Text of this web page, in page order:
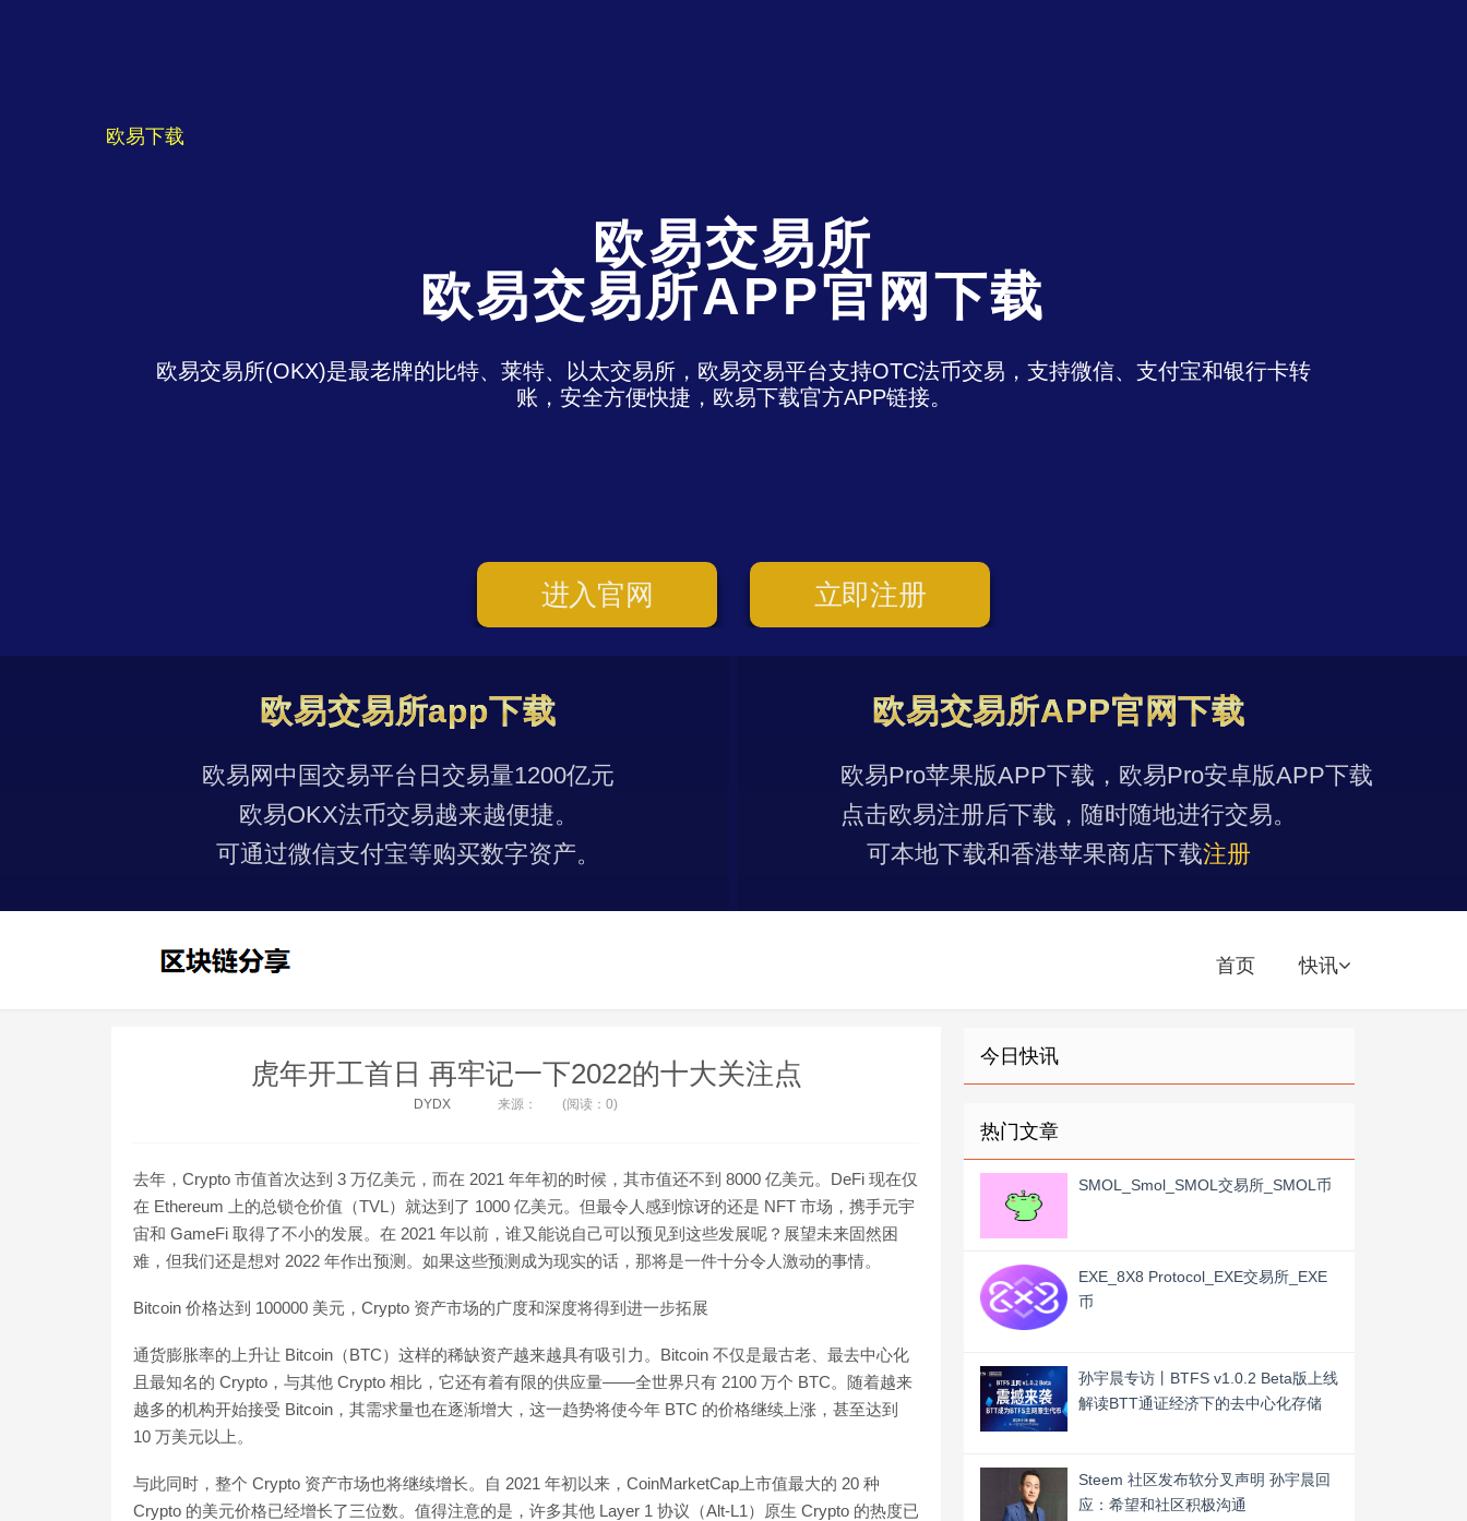
欧易下载
欧易交易所
欧易交易所APP官网下载
欧易交易所(OKX)是最老牌的比特、莱特、以太交易所，欧易交易平台支持OTC法币交易，支持微信、支付宝和银行卡转
账，安全方便快捷，欧易下载官方APP链接。
进入官网 立即注册
欧易交易所app下载
欧易网中国交易平台日交易量1200亿元
欧易OKX法币交易越来越便捷。
可通过微信支付宝等购买数字资产。
欧易交易所APP官网下载
欧易Pro苹果版APP下载，欧易Pro安卓版APP下载
点击欧易注册后下载，随时随地进行交易。
可本地下载和香港苹果商店下载注册
首页 快讯
虎年开工首日 再牢记一下2022的十大关注点
DYDX 来源： (阅读：0)
去年，Crypto 市值首次达到 3 万亿美元，而在 2021 年年初的时候，其市值还不到 8000 亿美元。DeFi 现在仅
在 Ethereum 上的总锁仓价值（TVL）就达到了 1000 亿美元。但最令人感到惊讶的还是 NFT 市场，携手元宇
宙和 GameFi 取得了不小的发展。在 2021 年以前，谁又能说自己可以预见到这些发展呢？展望未来固然困
难，但我们还是想对 2022 年作出预测。如果这些预测成为现实的话，那将是一件十分令人激动的事情。
Bitcoin 价格达到 100000 美元，Crypto 资产市场的广度和深度将得到进一步拓展
通货膨胀率的上升让 Bitcoin（BTC）这样的稀缺资产越来越具有吸引力。Bitcoin 不仅是最古老、最去中心化
且最知名的 Crypto，与其他 Crypto 相比，它还有着有限的供应量——全世界只有 2100 万个 BTC。随着越来
越多的机构开始接受 Bitcoin，其需求量也在逐渐增大，这一趋势将使今年 BTC 的价格继续上涨，甚至达到
10 万美元以上。
与此同时，整个 Crypto 资产市场也将继续增长。自 2021 年初以来，CoinMarketCap上市值最大的 20 种
Crypto 的美元价格已经增长了三位数。值得注意的是，许多其他 Layer 1 协议（Alt-L1）原生 Crypto 的热度已
今日快讯
热门文章
SMOL_Smol_SMOL交易所_SMOL币
EXE_8X8 Protocol_EXE交易所_EXE
币
孙宇晨专访丨BTFS v1.0.2 Beta版上线
解读BTT通证经济下的去中心化存储
Steem 社区发布软分叉声明 孙宇晨回
应：希望和社区积极沟通